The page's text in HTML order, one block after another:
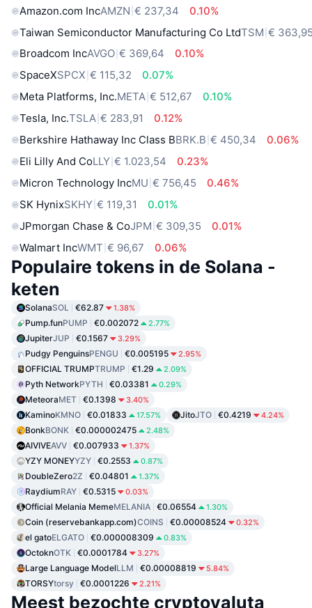
Amazon.com IncAMZN € 237,34
0.10%
Taiwan Semiconductor Manufacturing Co LtdTSM €
Broadcom IncAVGO € 369,64
0.10%
SpaceXSPCX € 115,32
0.07%
Meta Platforms, Inc.META € 512,67
0.10%
Tesla, Inc.TSLA € 283,91
0.12%
Berkshire Hathaway Inc Class BBRK.B € 450,34
0.06%
Eli Lilly And CoLLY € 1.023,54
0.23%
Micron Technology IncMU € 756,45
0.46%
SK HynixSKHY € 119,31
0.01%
JPmorgan Chase & CoJPM € 309,35
0.01%
Walmart IncWMT € 96,67 0.06%
Populaire tokens in de Solana -
keten
SolanaSOL €62.87 1.38%
Pump.funPUMP €0.002072 2.77%
JupiterJUP €0.1567 3.29%
Pudgy PenguinsPENGU €0.005195 2.95%
OFFICIAL TRUMPTRUMP €1.29 2.09%
Pyth NetworkPYTH €0.03381 0.29%
MeteoraMET €0.1398 3.40%
KaminoKMNO €0.01833 17.57% JitoJTO €0.4219 4.24%
BonkBONK €0.000002475 2.48%
AIVIVEAVV €0.007933 1.37%
YZY MONEYYZY €0.2553 0.87%
DoubleZero2Z €0.04801 1.37%
RaydiumRAY €0.5315 0.03%
Official Melania MemeMELANIA €0.06554 1.30%
Coin (reservebankapp.com)COINS €0.00008524 0.32%
el gatoELGATO €0.000008309 0.83%
OctoknOTK €0.0001784 3.27%
Large Language ModelLLM €0.00008819 5.84%
TORSYtorsy €0.0001226 2.21%
Meest bezochte cryptovaluta